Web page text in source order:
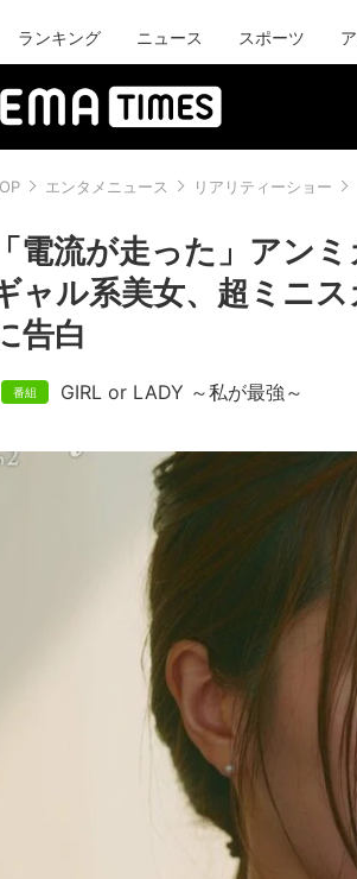
ランキング ニュース スポーツ
エンタメニュース リアリティーショー
「電流が走った」アン
ャル系美女、超ミニ
告白
GIRL or LADY ～私が最強～